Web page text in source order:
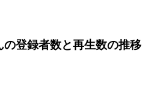
登録者数と再生数の推移